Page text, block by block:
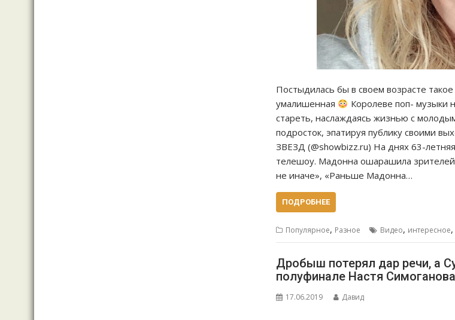
Постыдилась бы в своем возрасте
умалишенная
Королеве поп- музыки
стареть, наслаждаясь жизнью с
подросток, эпатируя публику своими
ЗВЕЗД (@showbizz.ru) На днях 63-
телешоу. Мадонна ошарашила
не иначе», «Раньше Мадонна…
ПОДРОБНЕЕ
Популярное, Разное Видео, интересное,
Дробыш потерял дар речи, а
полуфинале Настя
17.06.2019 Давид